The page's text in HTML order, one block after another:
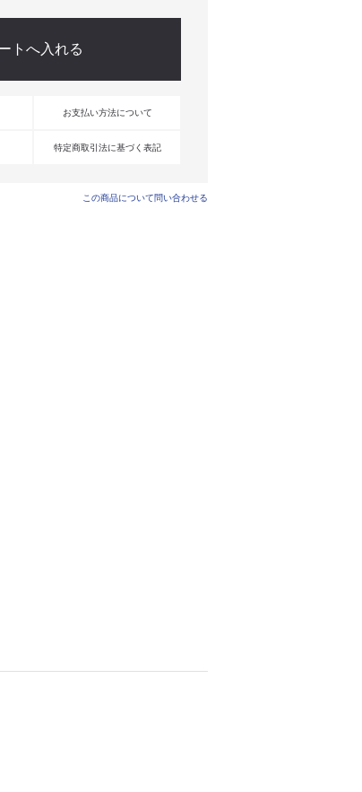
お支払い方法について
特定商取引法に基づく表記
この商品について問い合わせる